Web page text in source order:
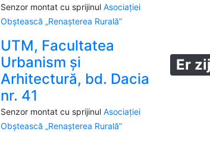
Senzor montat cu sprijinul Asociației
Obștească „Renașterea Rurală”
UTM, Facultatea
Urbanism și
Arhitectură, bd. Dacia
nr. 41
Senzor montat cu sprijinul Asociației
Obștească „Renașterea Rurală”
Er